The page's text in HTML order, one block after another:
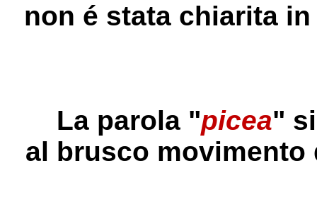
non é stata chiarita
La parola "picea"
al brusco